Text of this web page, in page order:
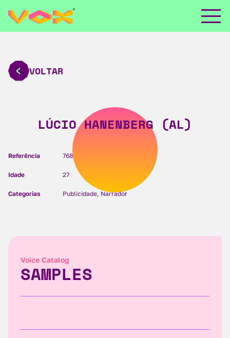
VOLTAR
LÚCIO HANENBERG (AL)
Referência 768
Idade 27
Categorias Publicidade, Narrador
Voice Catalog
SAMPLES